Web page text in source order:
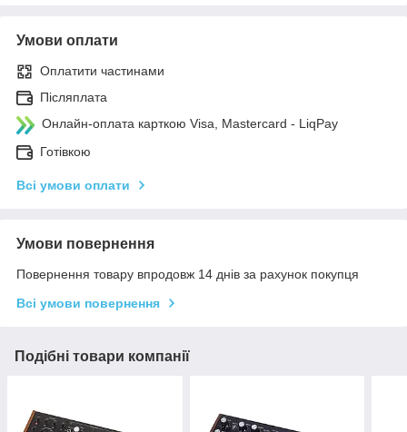
Умови оплати
Оплатити частинами
Післяплата
Онлайн-оплата карткою Visa, Mastercard - LiqPay
Готівкою
Всі умови оплати
Умови повернення
Повернення товару впродовж 14 днів за рахунок покупця
Всі умови повернення
Подібні товари компанії